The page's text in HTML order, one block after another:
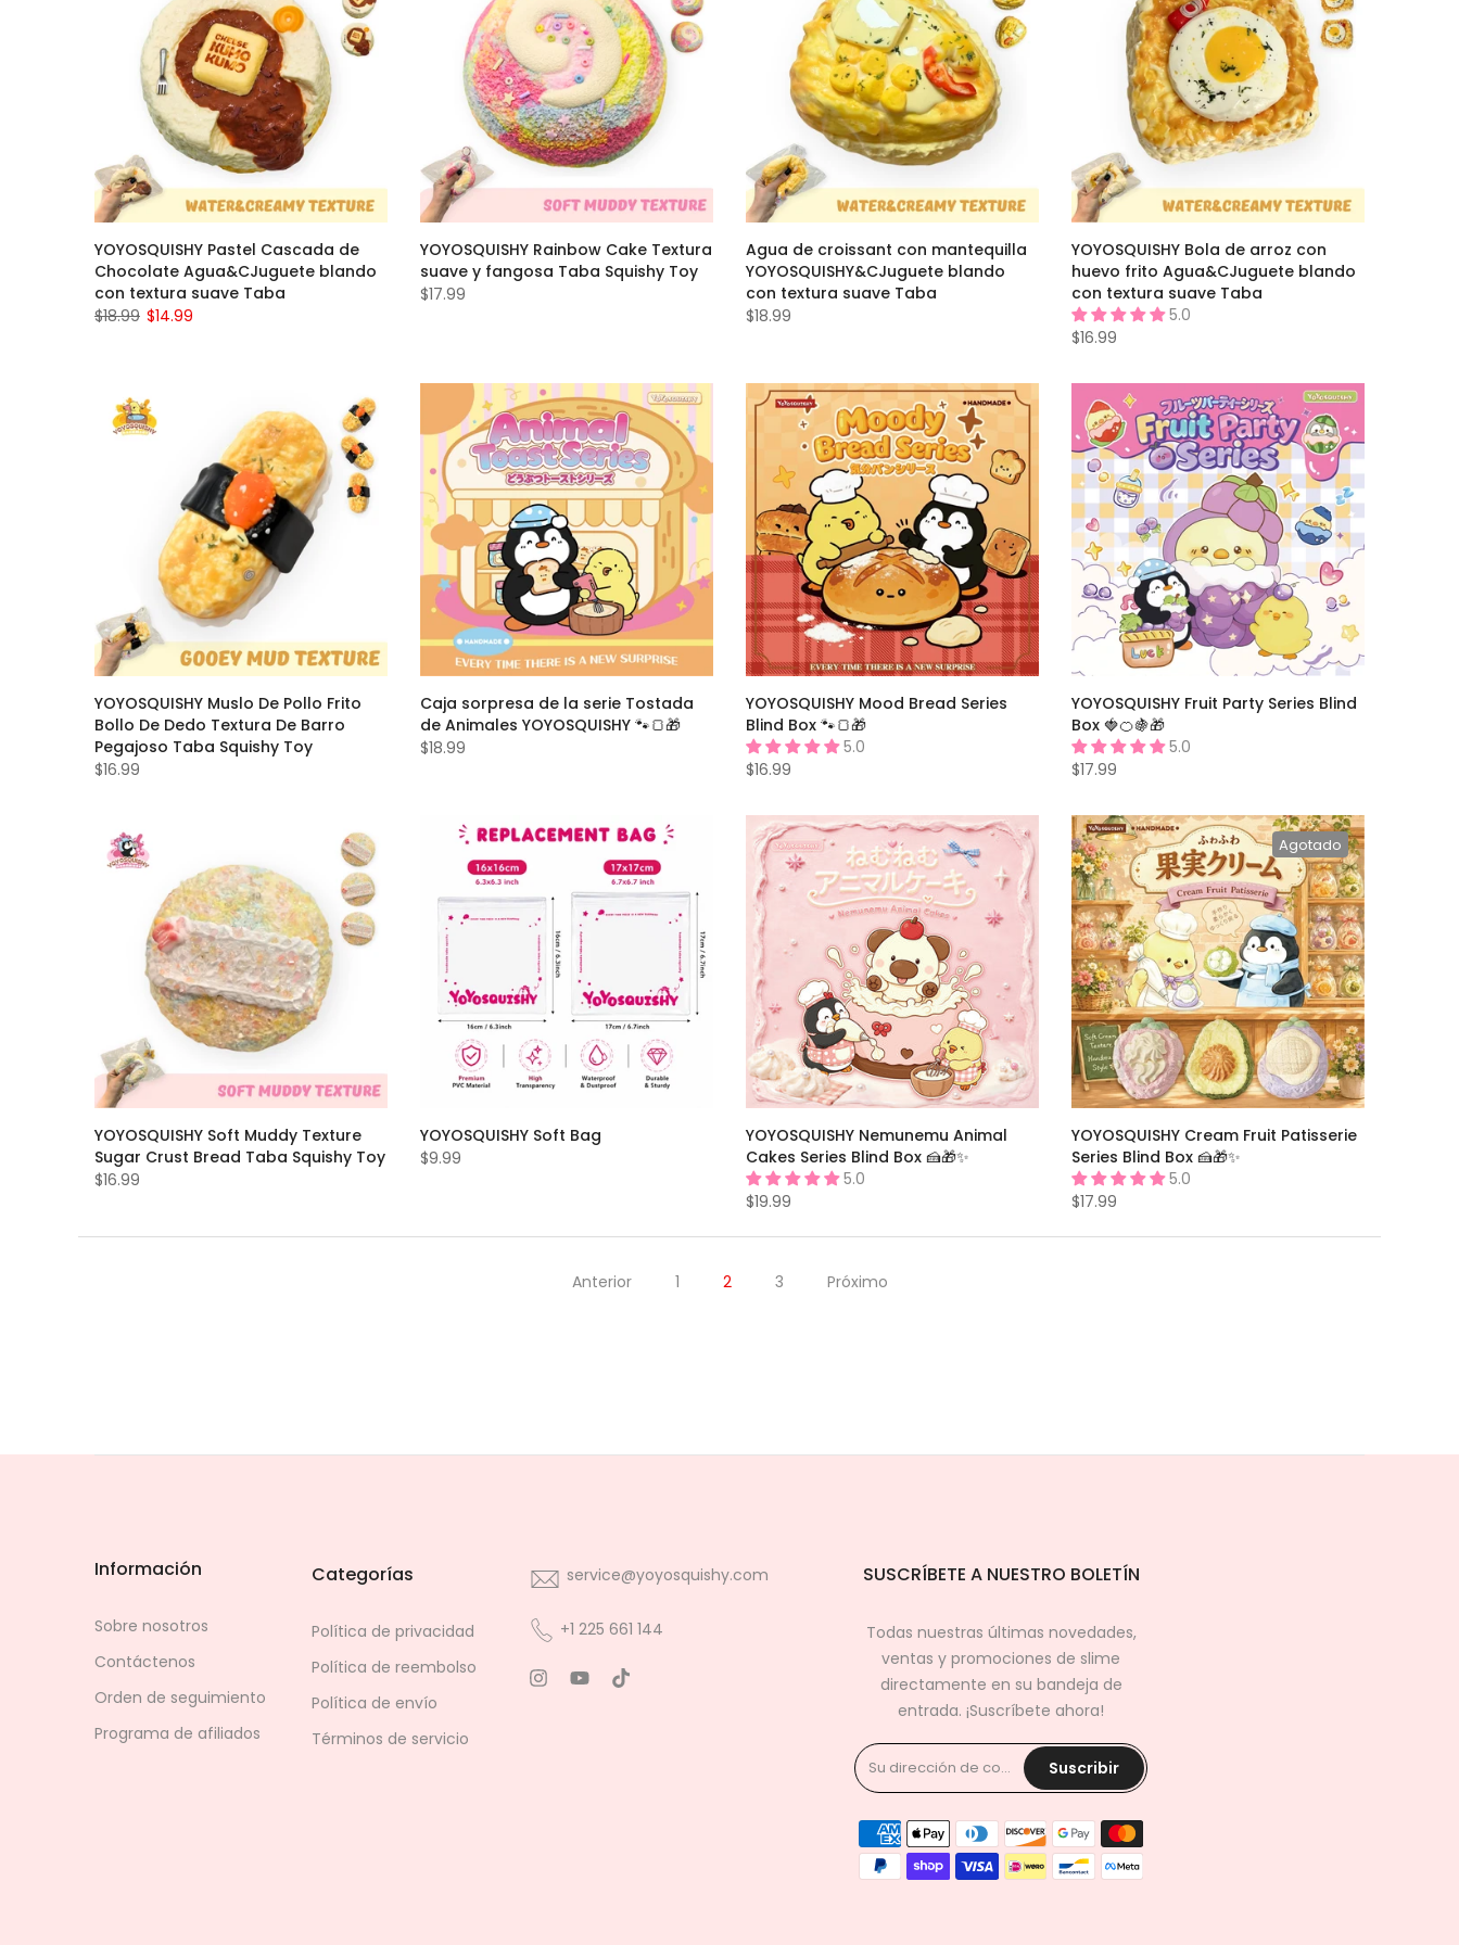
YOYOSQUISHY Pastel Cascada de
Chocolate Agua&CJuguete blando
con textura suave Taba
$18.99 $14.99
YOYOSQUISHY Rainbow Cake Textura
suave y fangosa Taba Squishy Toy
$17.99
Agua de croissant con mantequilla
YOYOSQUISHY&CJuguete blando
con textura suave Taba
$18.99
YOYOSQUISHY Bola de arroz con
huevo frito Agua&CJuguete blando
con textura suave Taba
5.0
$16.99
YOYOSQUISHY Muslo De Pollo Frito
Bollo De Dedo Textura De Barro
Pegajoso Taba Squishy Toy
$16.99
Caja sorpresa de la serie Tostada
de Animales YOYOSQUISHY 🐾🍞🎁
$18.99
YOYOSQUISHY Mood Bread Series
Blind Box 🐾🍞🎁
5.0
$16.99
YOYOSQUISHY Fruit Party Series Blind
Box 🍓🍊🍇🎁
5.0
$17.99
YOYOSQUISHY Soft Muddy Texture
Sugar Crust Bread Taba Squishy Toy
$16.99
YOYOSQUISHY Soft Bag
$9.99
YOYOSQUISHY Nemunemu Animal
Cakes Series Blind Box 🍰🎁✨
5.0
$19.99
Agotado
YOYOSQUISHY Cream Fruit Patisserie
Series Blind Box 🍰🎁✨
5.0
$17.99
Anterior 1 2 3 Próximo
Información
Sobre nosotros
Contáctenos
Orden de seguimiento
Programa de afiliados
Categorías
Política de privacidad
Política de reembolso
Política de envío
Términos de servicio
service@yoyosquishy.com
+1 225 661 144
SUSCRÍBETE A NUESTRO BOLETÍN
Todas nuestras últimas novedades,
ventas y promociones de slime
directamente en su bandeja de
entrada. ¡Suscríbete ahora!
Suscribir